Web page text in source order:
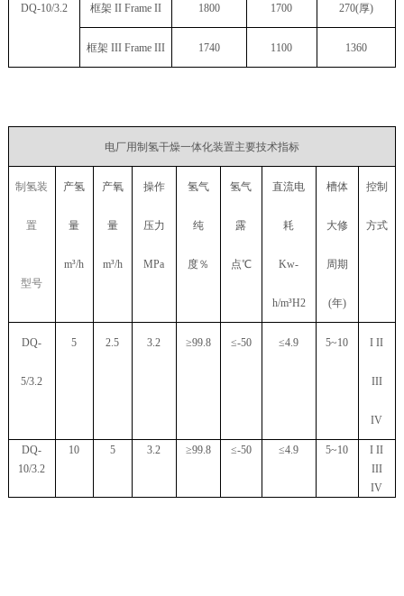
DQ-10/3.2 框架 II Frame II 1800 1700 270(厚)
框架 III Frame III 1740 1100 1360
电厂用制氢干燥一体化装置主要技术指标
制氢装
置
产氢
量
m³/h
产氧
量
m³/h
操作
压力
MPa
氢气
纯
度％
氢气
露
点℃
直流电
耗
槽体
大修
周期
(年)
控制
方式
型号
Kw-
h/m³H2
DQ-
5/3.2
5 2.5 3.2 ≥99.8 ≤-50 ≤4.9 5~10 I II
III
IV
DQ-
10/3.2
10 5 3.2 ≥99.8 ≤-50 ≤4.9 5~10
I II
III
IV